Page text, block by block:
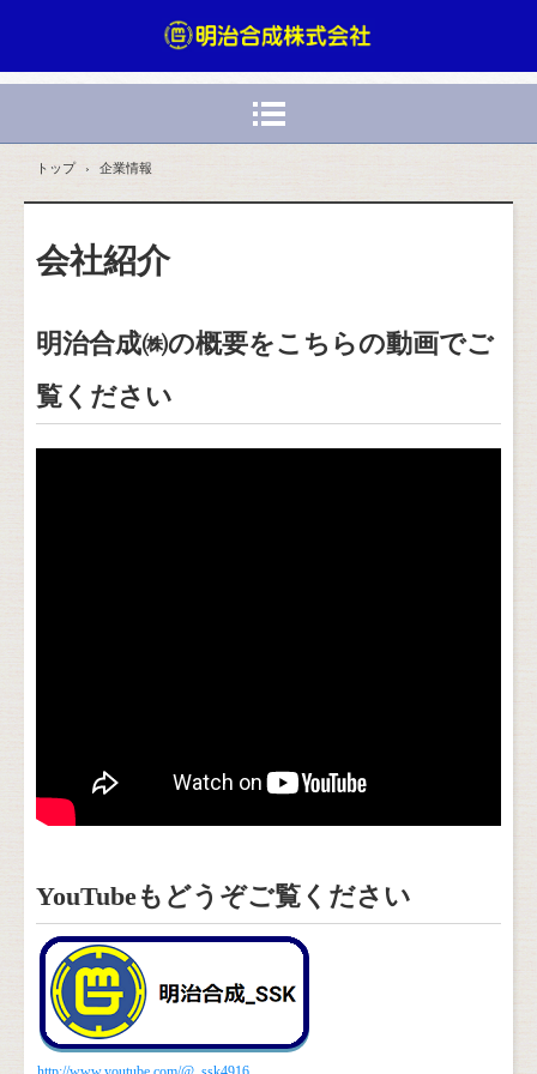
トップ › 企業情報
会社紹介
明治合成㈱の概要をこちらの動画でご
覧ください
YouTubeもどうぞご覧ください